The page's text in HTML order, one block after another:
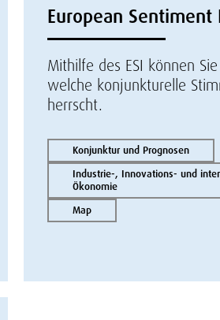
European Sentiment
Mithilfe des ESI können
welche konjunkturelle
herrscht.
Konjunktur und Prognosen
Industrie-, Innovations- und
Ökonomie
Map